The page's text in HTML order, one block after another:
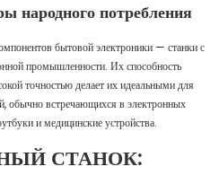
народного потребления
бытовой электроники — станки с
промышленности. Их способность
точностью делает их идеальными для
обычно встречающихся в электронных
и медицинские устройства.
СТАНОК: